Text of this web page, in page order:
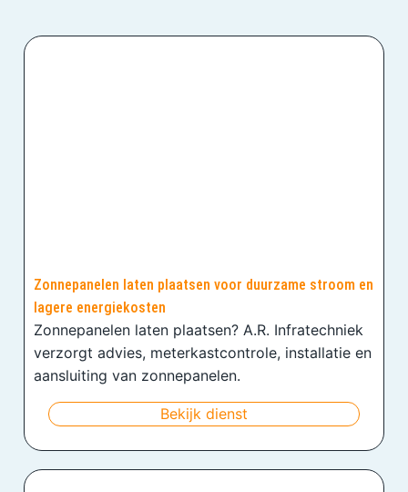
Zonnepanelen laten plaatsen voor duurzame stroom en
lagere energiekosten
Zonnepanelen laten plaatsen? A.R. Infratechniek
verzorgt advies, meterkastcontrole, installatie en
aansluiting van zonnepanelen.
Bekijk dienst